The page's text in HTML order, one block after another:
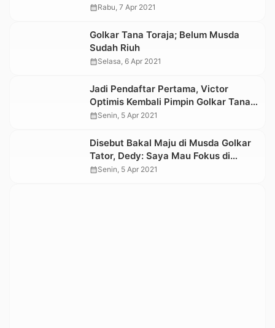
Golkar
calendar_monthRabu, 7 Apr 2021
Golkar Tana Toraja; Belum Musda
Sudah Riuh
calendar_monthSelasa, 6 Apr 2021
Jadi Pendaftar Pertama, Victor
Optimis Kembali Pimpin Golkar Tana
Toraja
calendar_monthSenin, 5 Apr 2021
Disebut Bakal Maju di Musda Golkar
Tator, Dedy: Saya Mau Fokus di
Toraja Utara
calendar_monthSenin, 5 Apr 2021